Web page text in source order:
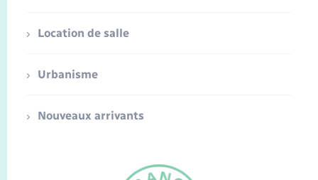
Location de salle
Urbanisme
Nouveaux arrivants